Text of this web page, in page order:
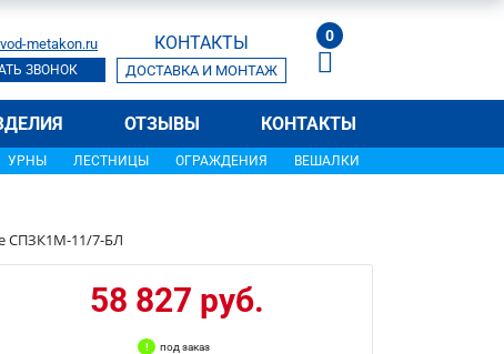
metakon.ru
ЗВОНОК
КОНТАКТЫ
ДОСТАВКА И МОНТАЖ
0
ОТЗЫВЫ КОНТАКТЫ
УРНЫ ЛЕСТНИЦЫ ОГРАЖДЕНИЯ ВЕШАЛКИ
СПЗК1М-11/7-БЛ
58 827 руб.
под заказ